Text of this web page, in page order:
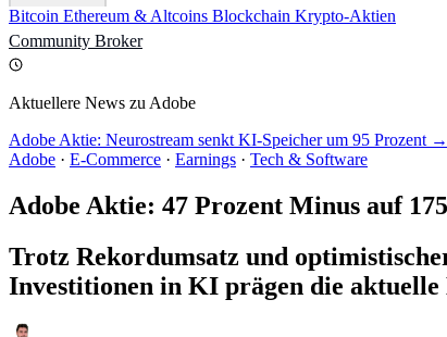
Bitcoin Ethereum & Altcoins Blockchain Krypto-Aktien
Community Broker
Aktuellere News zu Adobe
Adobe Aktie: Neurostream senkt KI-Speicher um 95 Prozent →
Adobe · E-Commerce · Earnings · Tech & Software
Adobe Aktie: 47 Prozent Minus auf
Trotz Rekordumsatz und
Investitionen in KI prägen die aktuelle